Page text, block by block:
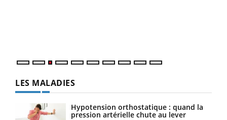
LES MALADIES
Hypotension orthostatique : quand la
pression artérielle chute au lever